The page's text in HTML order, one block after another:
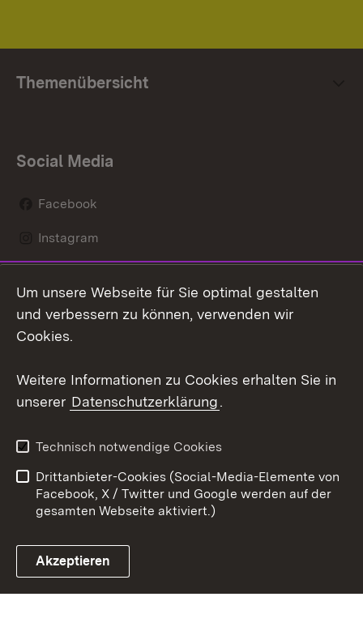
Themenübersicht
Social Media
Facebook
Instagram
Social Wall
Youtube
Link zum Landesportal
Kontakt
Datenschutz
Barrierefreiheit
Impressum Cookies
Um unsere Webseite für Sie optimal gestalten
und verbessern zu können, verwenden wir
Cookies.
Weitere Informationen zu Cookies erhalten Sie in
unserer Datenschutzerklärung.
Technisch notwendige Cookies
Drittanbieter-Cookies (Social-Media-Elemente von
Facebook, X / Twitter und Google werden auf der
gesamten Webseite aktiviert.)
Akzeptieren